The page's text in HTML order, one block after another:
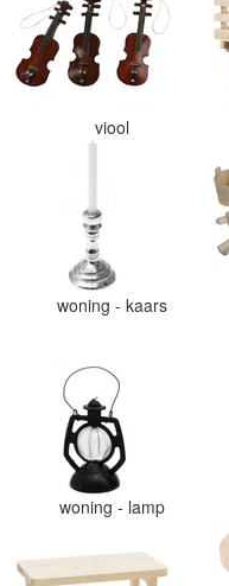
viool
woning - kaars
woning - lamp